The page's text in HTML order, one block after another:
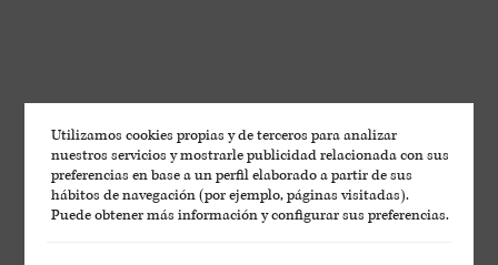
Utilizamos cookies propias y de terceros para analizar
nuestros servicios y mostrarle publicidad relacionada con sus
preferencias en base a un perfil elaborado a partir de sus
hábitos de navegación (por ejemplo, páginas visitadas).
Puede obtener más información y configurar sus preferencias.